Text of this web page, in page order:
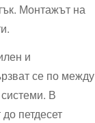
Монтажът на
и
се по между
В
петдесет